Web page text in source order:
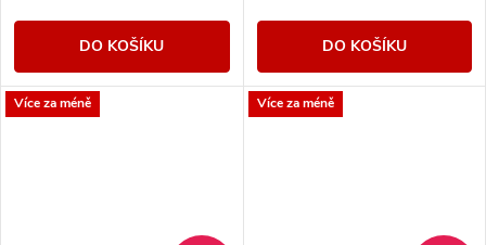
DO KOŠÍKU DO KOŠÍKU
Více za méně Více za méně